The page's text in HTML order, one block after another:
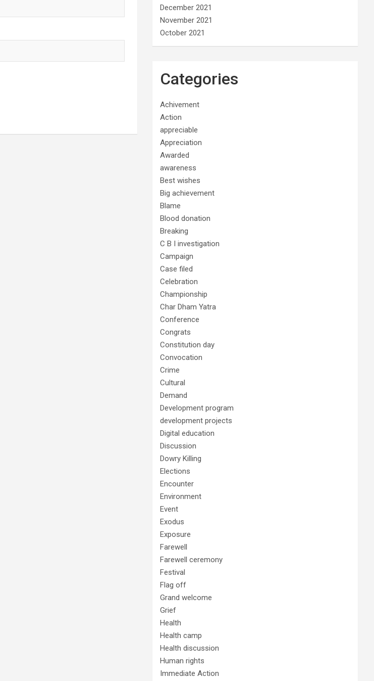
December 2021
November 2021
October 2021
Categories
Achivement
Action
appreciable
Appreciation
Awarded
awareness
Best wishes
Big achievement
Blame
Blood donation
Breaking
C B I investigation
Campaign
Case filed
Celebration
Championship
Char Dham Yatra
Conference
Congrats
Constitution day
Convocation
Crime
Cultural
Demand
Development program
development projects
Digital education
Discussion
Dowry Killing
Elections
Encounter
Environment
Event
Exodus
Exposure
Farewell
Farewell ceremony
Festival
Flag off
Grand welcome
Grief
Health
Health camp
Health discussion
Human rights
Immediate Action